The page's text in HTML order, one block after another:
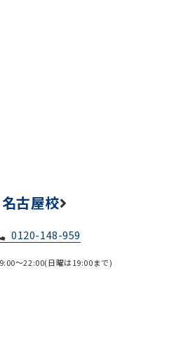
名古屋校
0120-148-959
～22:00(日曜は19:00まで)